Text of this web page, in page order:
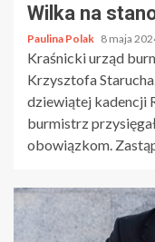
Wilka na
Paulina Polak 8 maja
Kraśnicki urząd
Krzysztofa
dziewiątej kadencji
burmistrz
obowiązkom.